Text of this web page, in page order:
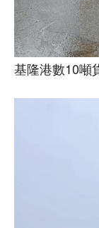
基隆港數10噸